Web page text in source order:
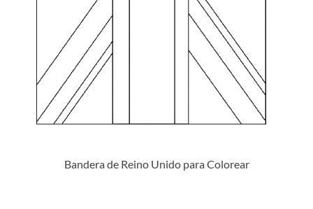
Bandera de Reino Unido para Colorear